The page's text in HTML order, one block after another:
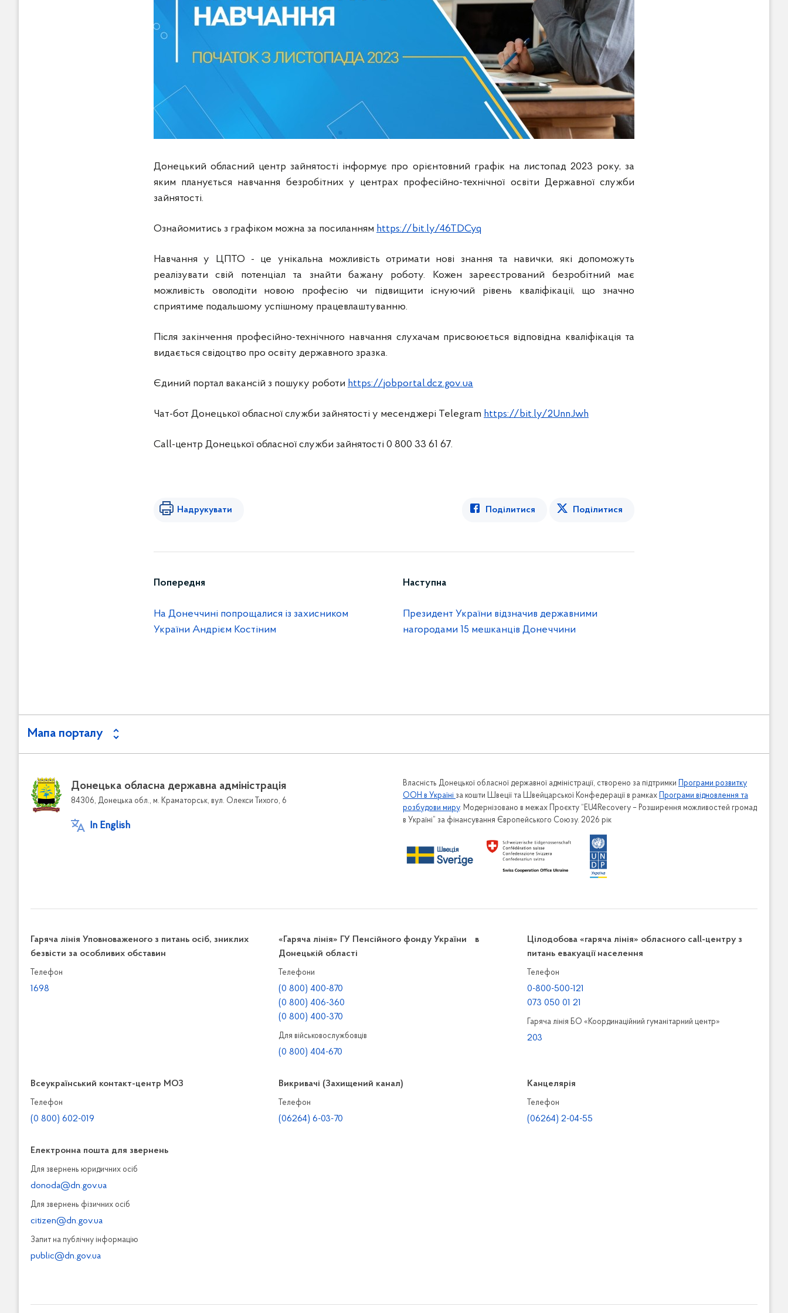
Донецький обласний центр зайнятості інформує про орієнтовний графік на листопад 2023 року, за
яким планується навчання безробітних у центрах професійно-технічної освіти Державної служби
зайнятості.
Ознайомитись з графіком можна за посиланням https://bit.ly/46TDCyq
Навчання у ЦПТО - це унікальна можливість отримати нові знання та навички, які допоможуть
реалізувати свій потенціал та знайти бажану роботу. Кожен зареєстрований безробітний має
можливість оволодіти новою професію чи підвищити існуючий рівень кваліфікації, що значно
сприятиме подальшому успішному працевлаштуванню.
Після закінчення професійно-технічного навчання слухачам присвоюється відповідна кваліфікація та
видається свідоцтво про освіту державного зразка.
Єдиний портал вакансій з пошуку роботи https://jobportal.dcz.gov.ua
Чат-бот Донецької обласної служби зайнятості у месенджері Telegram https://bit.ly/2UnnJwh
Call-центр Донецької обласної служби зайнятості 0 800 33 61 67.
Надрукувати Поділитися Поділитися
Попередня
На Донеччині попрощалися із захисником
України Андрієм Костіним
Наступна
Президент України відзначив державними
нагородами 15 мешканців Донеччини
Мапа порталу
Донецька обласна державна адміністрація
84306, Донецька обл., м. Краматорськ, вул. Олекси Тихого, 6
In English
Власність Донецької обласної державної адміністрації, створено за підтримки Програми розвитку
ООН в Україні за кошти Швеції та Швейцарської Конфедерації в рамках Програми відновлення та
розбудови миру. Модернізовано в межах Проєкту “EU4Recovery – Розширення можливостей громад
в Україні” за фінансування Європейського Союзу. 2026 рік
Гаряча лінія Уповноваженого з питань осіб, зниклих
безвісти за особливих обставин
Телефон
1698
«Гаряча лінія» ГУ Пенсійного фонду України в
Донецькій області
Телефони
(0 800) 400-870
(0 800) 406-360
(0 800) 400-370
Для військовослужбовців
(0 800) 404-670
Цілодобова «гаряча лінія» обласного call-центру з
питань евакуації населення
Телефон
0-800-500-121
073 050 01 21
Гаряча лінія БО «Координаційний гуманітарний центр»
203
Всеукраїнський контакт-центр МОЗ
Телефон
(0 800) 602-019
Викривачі (Захищений канал)
Телефон
(06264) 6-03-70
Канцелярiя
Телефон
(06264) 2-04-55
Електронна пошта для звернень
Для звернень юридичних осiб
donoda@dn.gov.ua
Для звернень фізичних осiб
citizen@dn.gov.ua
Запит на публiчну інформацiю
public@dn.gov.ua